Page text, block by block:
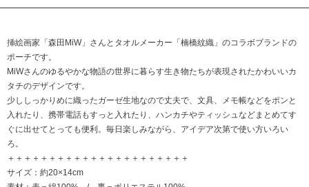
挿絵画家「森田MiW」さんとタオルメーカー「楠橋紋織」のコラボブランドの
ポーチです。
MiWさんのゆるやかな物語の世界に暮らす生き物たちが表現されたかわいいカ
タチのデザインです。
少ししっかりめに織ったガーゼ生地なので丈夫で、文具、メモ帳などをポンと
入れたり、携帯電話もすっと入れたり、ハンカチやティッシュなどまとめてす
ぐに出せてとっても便利。毎日楽しみながら、アイデア次第で使い方いろい
ろ。
＋＋＋＋＋＋＋＋＋＋＋＋＋＋＋＋＋＋＋＋＋＋
サイズ：約20×14cm